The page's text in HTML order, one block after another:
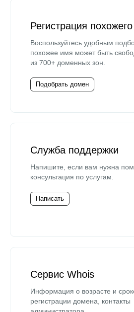
Регистрация
Воспользуйтесь удобным
похожее имя может быть
из 700+ доменных зон.
Подобрать домен
Служба поддержки
Напишите, если вам нужна
консультация по услугам.
Написать
Сервис Whois
Информация о возрасте и
регистрации домена, контакты